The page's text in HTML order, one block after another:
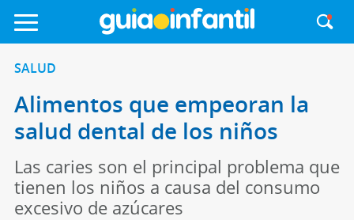
SALUD
Alimentos que empeoran la
salud dental de los niños
Las caries son el principal problema que
tienen los niños a causa del consumo
excesivo de azúcares